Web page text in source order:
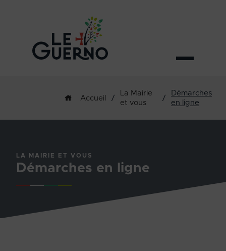
Accueil /
La Mairie
et vous
/
Démarches
en ligne
LA MAIRIE ET VOUS
Démarches en ligne